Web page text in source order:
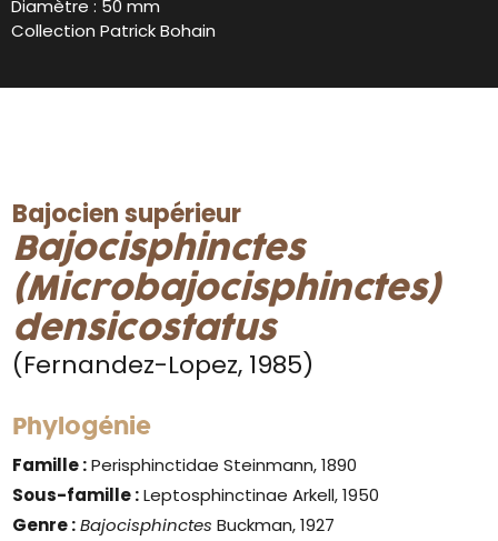
Diamètre : 50 mm
Collection Patrick Bohain
Bajocien supérieur
Bajocisphinctes
(Microbajocisphinctes)
densicostatus
(Fernandez-Lopez, 1985)
Phylogénie
Famille :Perisphinctidae Steinmann, 1890
Sous-famille :Leptosphinctinae Arkell, 1950
Genre : Bajocisphinctes Buckman, 1927